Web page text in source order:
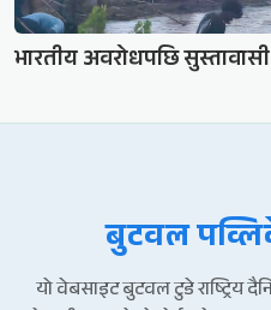
भारतीय अवरोधपछि
बुटवल
यो वेबसाइट बुटवल टुडे राष्ट्रिय